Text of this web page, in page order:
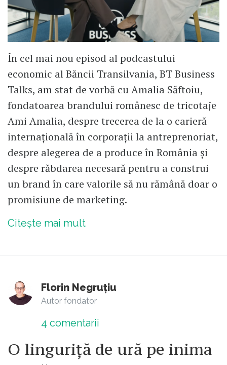
În cel mai nou episod al podcastului
economic al Băncii Transilvania, BT Business
Talks, am stat de vorbă cu Amalia Săftoiu,
fondatoarea brandului românesc de tricotaje
Ami Amalia, despre trecerea de la o carieră
internațională în corporații la antreprenoriat,
despre alegerea de a produce în România și
despre răbdarea necesară pentru a construi
un brand în care valorile să nu rămână doar o
promisiune de marketing.
Citește mai mult
Florin Negruțiu
Autor fondator
4 comentarii
O linguriță de ură pe inima